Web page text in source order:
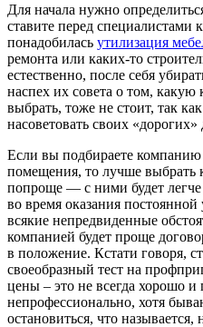
Для начала нужно
ставите перед
понадобилась утилизация
ремонта или каких-то
естественно, после себя
наспех их совета о том,
выбрать, тоже не стоит, так
насоветовать своих «дорогих»
Если вы подбираете
помещения, то лучше
попроще — с ними будет легче
во время оказания постоянной
всякие непредвиденные
компанией будет проще
в положение. Кстати говоря,
своеобразный тест на
цены – это не всегда хорошо и
непрофессионально, хотя
остановиться, что называется,